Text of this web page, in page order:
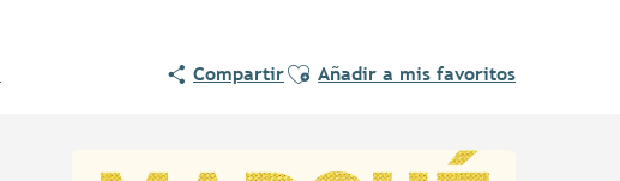
CompartirAjouter aux favoris
Añadir a mis favoritos